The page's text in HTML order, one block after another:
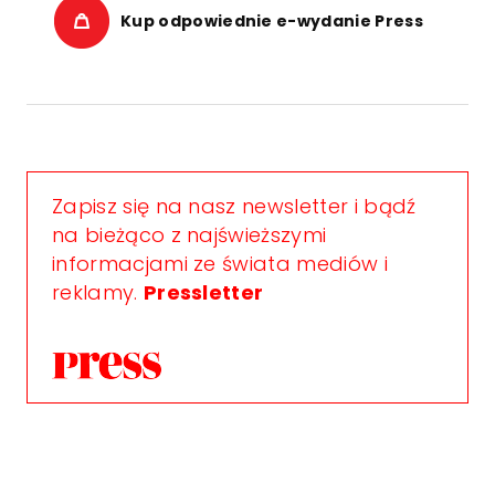
Kup odpowiednie e-wydanie Press
Zapisz się na nasz newsletter i bądź
na bieżąco z najświeższymi
informacjami ze świata mediów i
reklamy. Pressletter